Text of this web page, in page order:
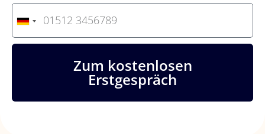
G
r
4
Zum kostenlosen
Erstgespräch